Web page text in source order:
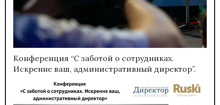
Конференция “С заботой о сотрудниках.
Искренне ваш, административный директор”.